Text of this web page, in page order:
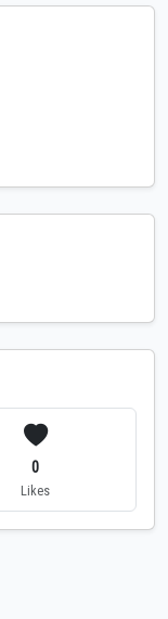
0
Likes